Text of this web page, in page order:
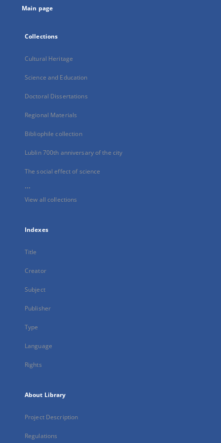
Main page
Collections
Cultural Heritage
Science and Education
Doctoral Dissertations
Regional Materials
Bibliophile collection
Lublin 700th anniversary of the city
The social effect of science
...
View all collections
Indexes
Title
Creator
Subject
Publisher
Type
Language
Rights
About Library
Project Description
Regulations